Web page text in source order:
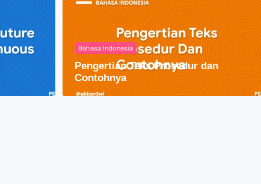
Lensa Cembung dalam
Bahasa Indonesia
Pengertian Teks Prosedur dan
Contohnya